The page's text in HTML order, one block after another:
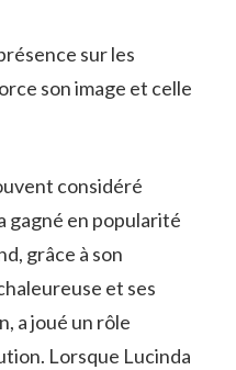
sur les
son image et celle
considéré
gagné en popularité
grâce à son
et ses
a joué un rôle
Lorsque Lucinda